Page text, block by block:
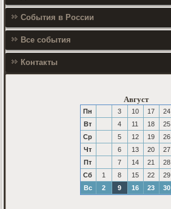
События в России
Все события
Контакты
Август
Пн 3 10 17 24
Вт
4 11 18
25
Ср
5 12 19
26
Чт
6 13 20
27
Пт
7 14 21
28
Сб
1 8 15 22
29
Вс
2 9 16 23 30